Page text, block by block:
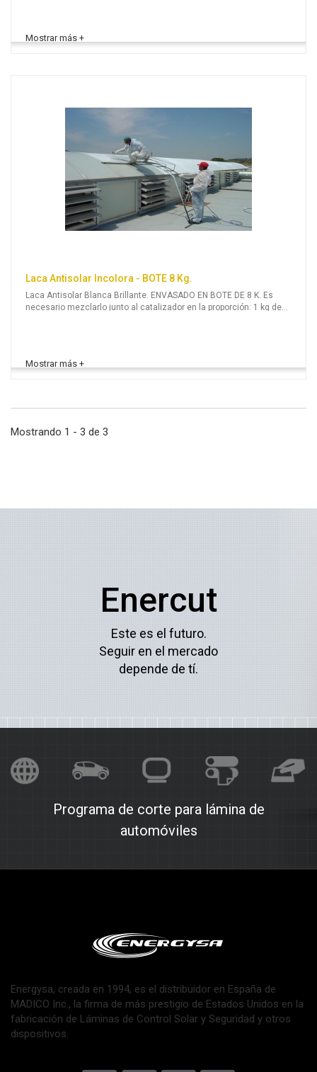
Laca Antisolar Incolora - BOTE 8 Kg.
Laca Antisolar Blanca Brillante. ENVASADO EN BOTE DE 8 K. Es
necesario mezclarlo junto al catalizador en la proporción: 1 kg de
Mostrando 1 - 3 de 3
Enercut
Este es el futuro.
Seguir en el mercado
depende de tí.
Programa de corte para lámina de
automóviles
Energysa, creada en 1994, es el distribuidor en España de
MADICO Inc., la firma de más prestigio de Estados Unidos en la
fabricación de Láminas de Control Solar y Seguridad y otros
dispositivos.